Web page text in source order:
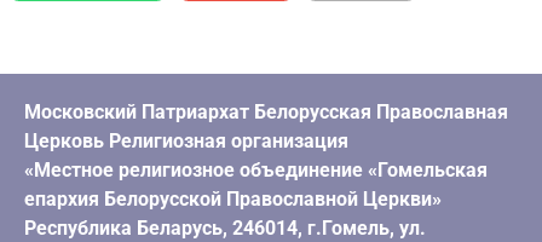
Московский Патриархат Белорусская Православная
Церковь Религиозная организация
«Местное религиозное объединение «Гомельская
епархия Белорусской Православной Церкви»
Республика Беларусь, 246014, г.Гомель, ул.